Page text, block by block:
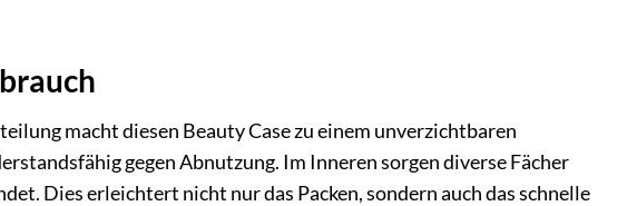
macht diesen Beauty Case zu einem unverzichtbaren
gegen Abnutzung. Im Inneren sorgen diverse Fächer
Dies erleichtert nicht nur das Packen, sondern auch das schnelle